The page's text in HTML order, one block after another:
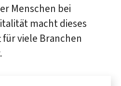
Menschen bei
macht dieses
viele Branchen